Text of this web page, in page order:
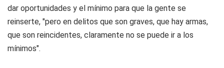
dar oportunidades y el mínimo para que la gente se
reinserte, "pero en delitos que son graves, que hay armas,
que son reincidentes, claramente no se puede ir a los
mínimos".